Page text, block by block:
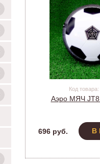
Код
Аэро МЯЧ
696 руб. В